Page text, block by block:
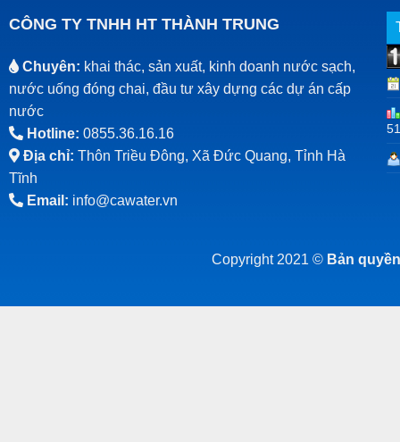
CÔNG TY TNHH HT THÀNH TRUNG
Chuyên: khai thác, sản xuất, kinh doanh nước sạch,
nước uống đóng chai, đầu tư xây dựng các dự án cấp
nước
Hotline: 0855.36.16.16
Địa chỉ: Thôn Triều Đông, Xã Đức Quang, Tỉnh Hà
Tĩnh
Email: info@cawater.vn
Copyright 2021 © Bản